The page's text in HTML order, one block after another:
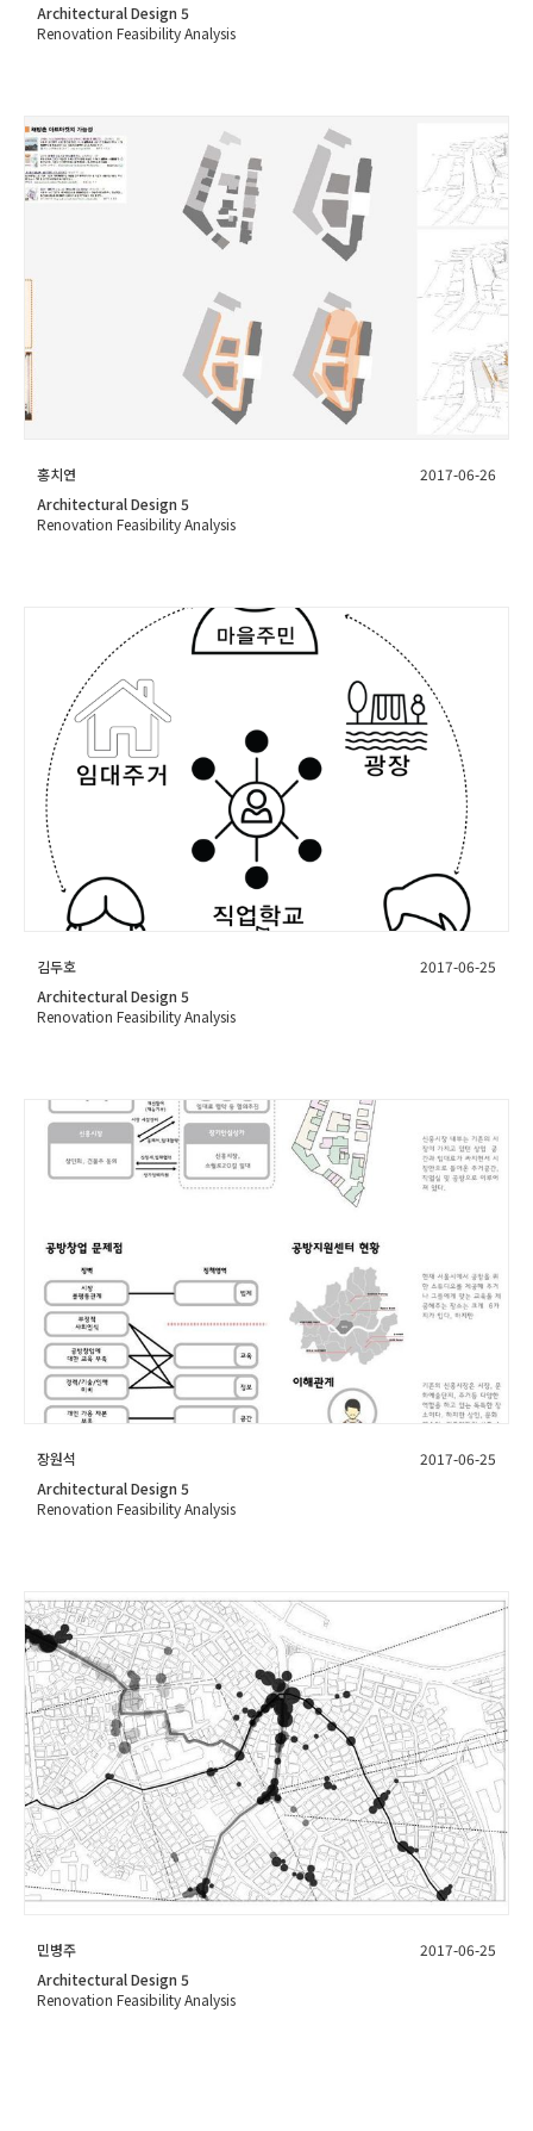
Architectural Design 5
Renovation Feasibility Analysis
홍치연
2017-06-26
Architectural Design 5
Renovation Feasibility Analysis
김두호
2017-06-25
Architectural Design 5
Renovation Feasibility Analysis
장원석
2017-06-25
Architectural Design 5
Renovation Feasibility Analysis
민병주
2017-06-25
Architectural Design 5
Renovation Feasibility Analysis